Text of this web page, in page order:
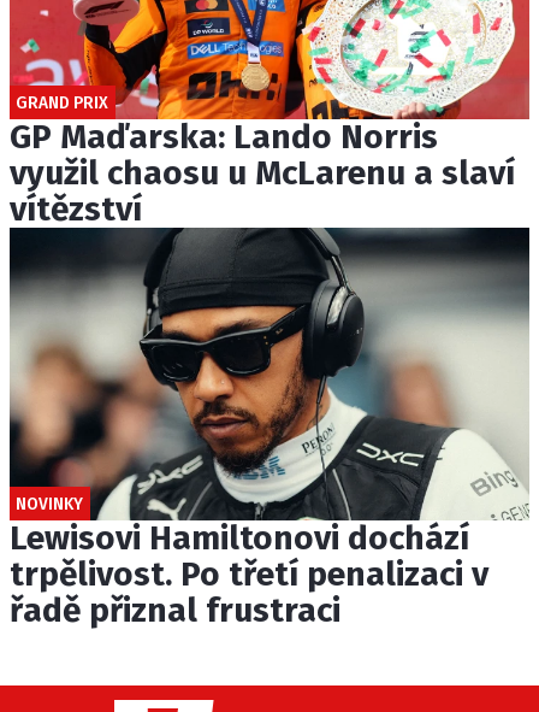
GRAND PRIX
GP Maďarska: Lando Norris
využil chaosu u McLarenu a slaví
vítězství
NOVINKY
Lewisovi Hamiltonovi dochází
trpělivost. Po třetí penalizaci v
řadě přiznal frustraci